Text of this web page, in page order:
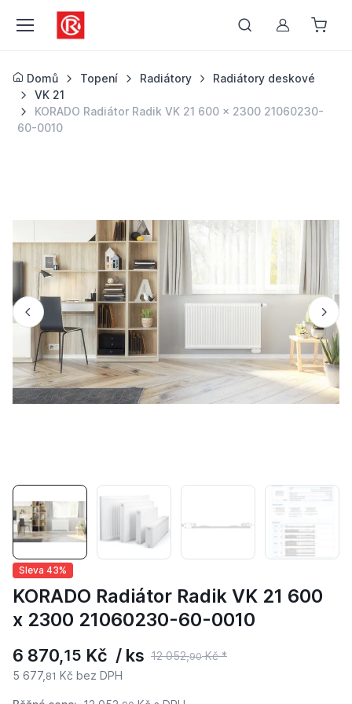
Můj účet
Domů Topení Radiátory
Radiátory deskové
VK 21
KORADO Radiátor Radik VK 21 600 x 2300 21060230-
60-0010
Sleva 43%
KORADO Radiátor Radik VK 21 600
x 2300 21060230-60-0010
6 870,15 Kč / ks 12 052,90Kč *
5 677, 81 Kč bez DPH